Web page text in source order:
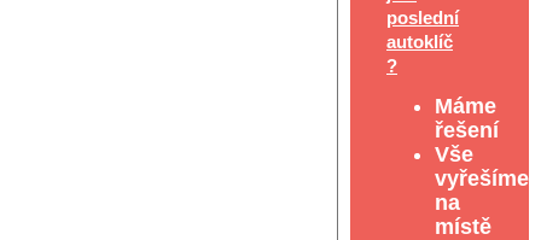
poslední
autoklíč
?
Máme
řešení
Vše
vyřešíme
na
místě